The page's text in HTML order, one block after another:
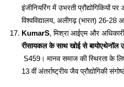
इंजीनियरिंग में उभरती प्रौद्योगिकियों
विश्वविद्यालय, अलीगढ़ (भारत) 26-28
KumarS, मिश्रा आईएम और
रीसायकल के साथ खोई से बायोएथेनॉल
S459। मानव समाज की स्थिरता के
13 वीं अंतर्राष्ट्रीय जैव प्रौद्योगिकी